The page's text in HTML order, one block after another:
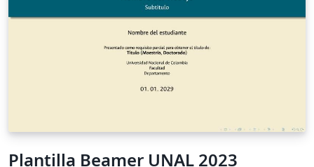
Plantilla Beamer UNAL 2023